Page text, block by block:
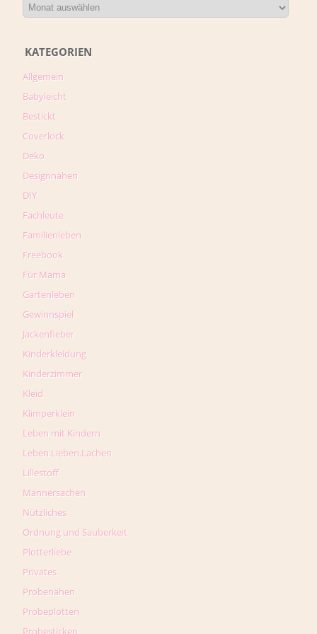
KATEGORIEN
Allgemein
Babyleicht
Bestickt
Coverlock
Deko
Designnähen
DIY
Fachleute
Familienleben
Freebook
Für Mama
Gartenleben
Gewinnspiel
Jackenfieber
Kinderkleidung
Kinderzimmer
Kleid
Klimperklein
Leben mit Kindern
Leben.Lieben.Lachen
Lillestoff
Männersachen
Nützliches
Ordnung und Sauberkeit
Plotterliebe
Privates
Probenähen
Probeplotten
Probesticken